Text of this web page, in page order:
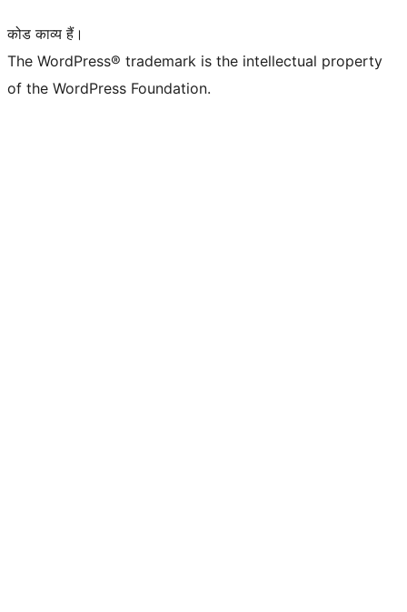
कोड काव्य हैं।
The WordPress® trademark is the intellectual property
of the WordPress Foundation.